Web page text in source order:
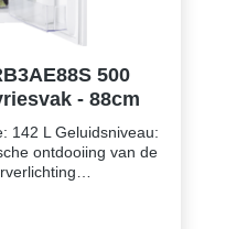
500
- 88cm
142 L Geluidsniveau:
ontdooiing van de
Leggers koelruimte: